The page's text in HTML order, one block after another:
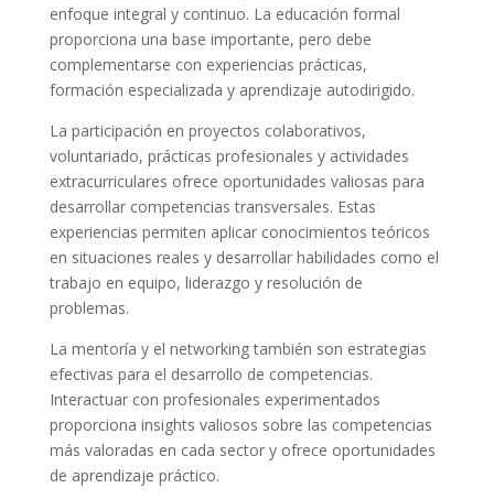
enfoque integral y continuo. La educación formal
proporciona una base importante, pero debe
complementarse con experiencias prácticas,
formación especializada y aprendizaje autodirigido.
La participación en proyectos colaborativos,
voluntariado, prácticas profesionales y actividades
extracurriculares ofrece oportunidades valiosas para
desarrollar competencias transversales. Estas
experiencias permiten aplicar conocimientos teóricos
en situaciones reales y desarrollar habilidades como el
trabajo en equipo, liderazgo y resolución de
problemas.
La mentoría y el networking también son estrategias
efectivas para el desarrollo de competencias.
Interactuar con profesionales experimentados
proporciona insights valiosos sobre las competencias
más valoradas en cada sector y ofrece oportunidades
de aprendizaje práctico.